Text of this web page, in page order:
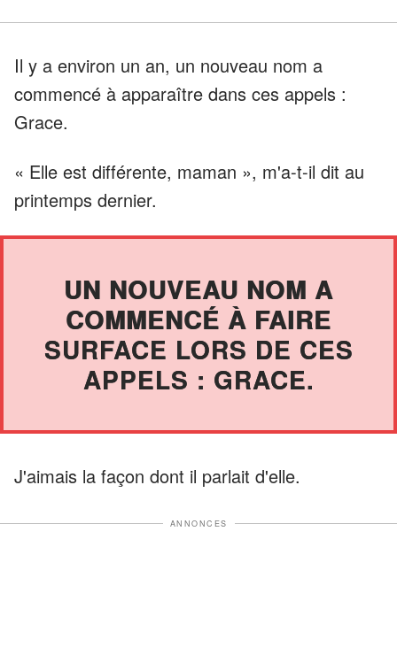
Il y a environ un an, un nouveau nom a
commencé à apparaître dans ces appels :
Grace.
« Elle est différente, maman », m'a-t-il dit au
printemps dernier.
UN NOUVEAU NOM A
COMMENCÉ À FAIRE
SURFACE LORS DE CES
APPELS : GRACE.
J'aimais la façon dont il parlait d'elle.
ANNONCES